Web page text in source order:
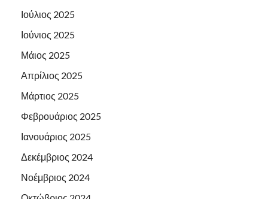
Ιούλιος 2025
Ιούνιος 2025
Μάιος 2025
Απρίλιος 2025
Μάρτιος 2025
Φεβρουάριος 2025
Ιανουάριος 2025
Δεκέμβριος 2024
Νοέμβριος 2024